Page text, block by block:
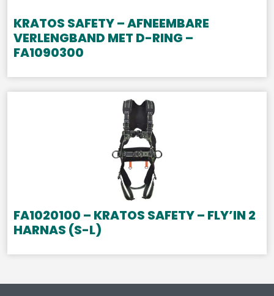
KRATOS SAFETY – AFNEEMBARE
VERLENGBAND MET D-RING –
FA1090300
FA1020100 – KRATOS SAFETY – FLY’IN 2
HARNAS (S-L)